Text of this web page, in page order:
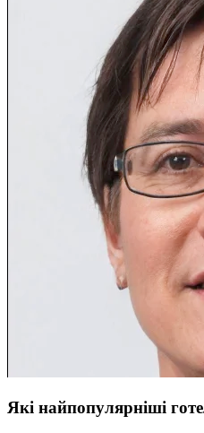
Які найпопулярніші